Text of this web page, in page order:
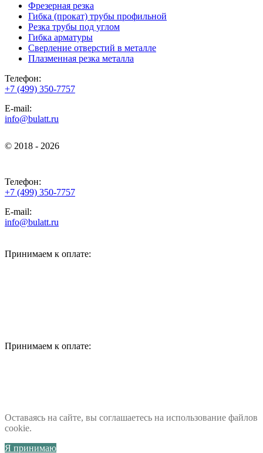
Фрезерная резка
Гибка (прокат) трубы профильной
Резка трубы под углом
Гибка арматуры
Сверление отверстий в металле
Плазменная резка металла
Телефон:
+7 (499) 350-7757
E-mail:
info@bulatt.ru
© 2018 - 2026
Телефон:
+7 (499) 350-7757
E-mail:
info@bulatt.ru
Принимаем к оплате:
Принимаем к оплате:
Оставаясь на сайте, вы соглашаетесь на использование файлов
cookie.
Я принимаю